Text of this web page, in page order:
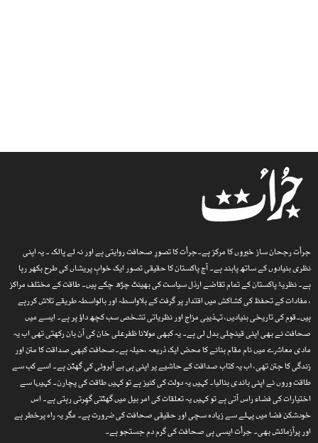
جرأت رجحان ساز خبروں کا مرکز ہے۔جرأت کا تصورِ صحافت روایتی ہے اور نہ لے پالک ۔ یہ اپنی
نظری بنیادوں کے ساتھ پابند ہے۔ آج پاکستان کا حقیقی تصور ایک خوابِ پریشاں کی طرح بکھر رہا
ہے۔ نظریۂ پاکستان کے تمام تقاضے ارذل سیاست کی بھینٹ چڑھ چکے ہیں۔ طاقت کے مختلف مراکز
، مفادات کے تحفظ کی کشاکش میں اقتدار پر گرفت کے بلاواسطہ اور بالواسطہ طریقے تلاش کررہے
ہیں۔قوم کی تاریخی بنیادیں، تہذیبی مزاج اور نظریاتی تشخص سب کچھ داؤ پر ہے۔ ایسے میں
صحافت نے بھی اپنی قینچلی بدل لی ہے۔ یہ کبھی مولانا ظفرعلی خان کی آن بان رکھتی تھی اب یہ
مادی معاشرے میں نام مقام بنانے کا محض ایک ذریعہ ،حیلہ ہے۔صحافت کبھی صداقت کا متن اور
زندگی کا جتن تھی، اب یہ کتاب صداقت کے حاشیے پر اپنی ہی بے آبروئی کی گھٹن ہے۔ اسے کب سے
طاقت وروں نے اپنی باندی بنالیا۔ کہیں یہ دولت کی کنیز ہے تو کہیں طاقت کی پچارن۔ کہیںا سے
اختیارات کی فضاء راس آتی ہے تو کہیں یہ تعلقات کی امر بیل میں گھٹتی گھِرتی رہتی ہے۔ اس
خودشکن فضا میں پہلے سے زیادہ سچی اور حقیقی صحافت کی ضرورت ہے۔ مگر یہ راہ پرخطر ہے
اور پرآزمائش بھی۔ جرأت ایسی ہی صحافت کی گرم دم جستجو ہے۔